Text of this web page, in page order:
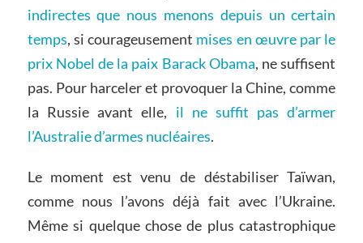
indirectes que nous menons depuis un certain
temps, si courageusement mises en œuvre par le
prix Nobel de la paix Barack Obama, ne suffisent
pas. Pour harceler et provoquer la Chine, comme
la Russie avant elle, il ne suffit pas d’armer
l’Australie d’armes nucléaires.
Le moment est venu de déstabiliser Taïwan,
comme nous l’avons déjà fait avec l’Ukraine.
Même si quelque chose de plus catastrophique